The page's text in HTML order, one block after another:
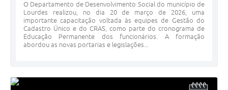
O Departamento de Desenvolvimento Social do município de
Lourdes realizou, no dia 20 de março de 2026, uma
importante capacitação voltada às equipes de Gestão do
Cadastro Único e do CRAS, como parte do cronograma de
Educação Permanente dos funcionários. A formação
abordou as novas portarias e legislações...